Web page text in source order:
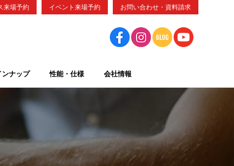
ンナップ 性能・仕様 会社情報
来場予約 イベント来場予約 お問い合わせ・資料請求